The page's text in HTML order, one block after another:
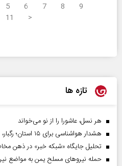
5 6 7 8
9
11 >
تازه ها
هر نسل، عاشورا را از نو می‌خواند
هشدار هواشناسی برای ۱۵ استان؛ رگبار، رعدوبرق و باد شدید در راه است
تحلیل جایگاه «شبکه خبر» در ذهن
حمله نیروهای مسلح یمن به مواضع